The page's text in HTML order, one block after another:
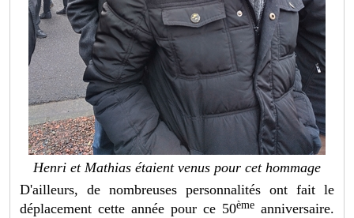
Henri et Mathias étaient venus pour cet hommage
D'ailleurs, de nombreuses personnalités ont fait le
déplacement cette année pour ce 50èmeanniversaire.